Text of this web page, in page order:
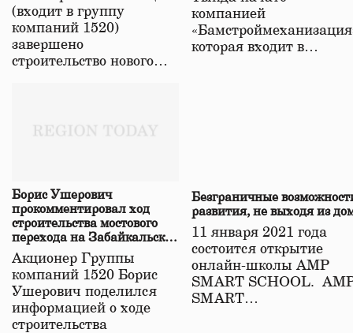
(входит в группу
компаний 1520)
завершено
строительство нового…
компанией
которая входит в…
Борис Ушерович
прокомментировал ход
строительства мостового
перехода на Забайкальской
железной дороге
Акционер Группы
компаний 1520 Борис
Ушерович поделился
информацией о ходе
строительства
Безграничные
развития, не выходя из
11 января 2021 года
состоится открытие
онлайн-школы АМР
SMART SCHOOL.
SMART…